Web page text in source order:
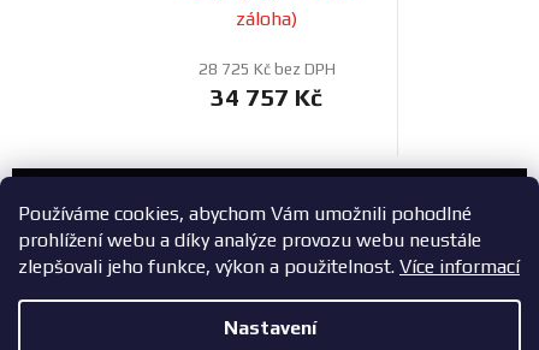
Používáme cookies, abychom Vám umožnili pohodlné
prohlížení webu a díky analýze provozu webu neustále
zlepšovali jeho funkce, výkon a použitelnost. Více informací
Nastavení
záloha)
28 725 Kč bez DPH
34 757 Kč
Zákaznický servis
+420 603 785 748